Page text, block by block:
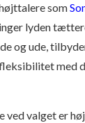
som
lyden
og ude,
med
ved valget er